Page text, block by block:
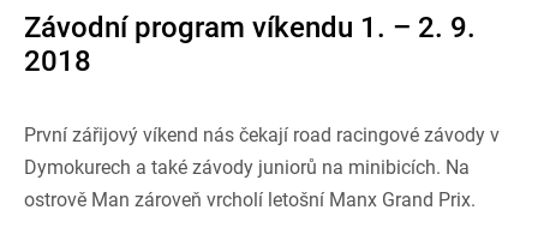
Závodní program víkendu 1. – 2. 9.
2018
První zářijový víkend nás čekají road racingové závody v
Dymokurech a také závody juniorů na minibicích. Na
ostrově Man zároveň vrcholí letošní Manx Grand Prix.